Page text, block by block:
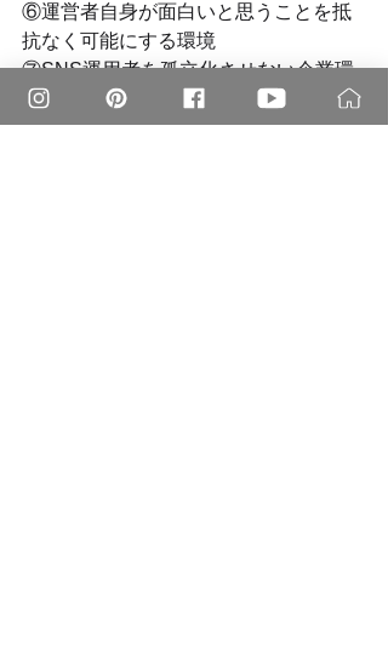
⑥運営者自身が面白いと思うことを抵
抗なく可能にする環境
⑦SNS運用者を孤立化させない企業環
境
などなどが必須となってきます。